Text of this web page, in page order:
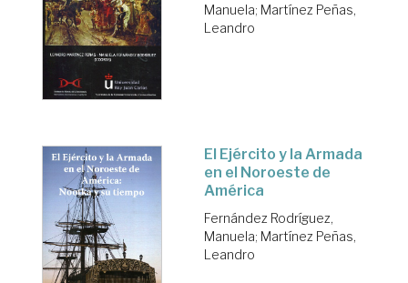
Manuela; Martínez Peñas,
Leandro
El Ejército y la Armada
en el Noroeste de
América
Fernández Rodríguez,
Manuela; Martínez Peñas,
Leandro